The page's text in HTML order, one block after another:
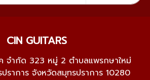
CIN GUITARS
จำกัด 323 หมู่ 2 ตำบลแพรกษาใหม่
ปราการ จังหวัดสมุทรปราการ 10280